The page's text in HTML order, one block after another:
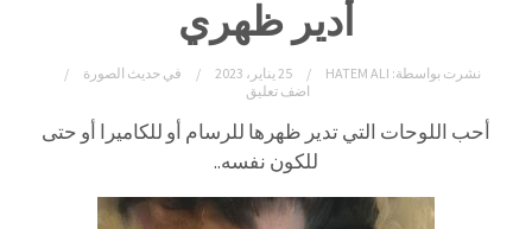
أدير ظهري
نشرت بواسطة: HATEM ALI 25 يناير، 2023 فيحديث الصورة
اضف تعليق
أحب اللوحات التي تدير ظهرها للرسام أو للكاميرا أو حتى
للكون نفسه..